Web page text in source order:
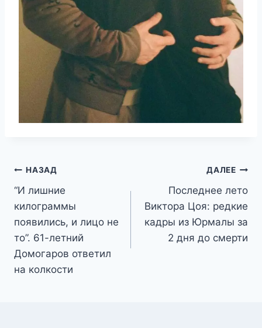
Навигация
по
записям
НАЗАД
“И лишние
килограммы
появились, и лицо не
то”. 61-летний
Домогаров ответил
на колкости
ДАЛЕЕ
Последнее лето
Виктора Цоя: редкие
кадры из Юрмалы за
2 дня до смерти